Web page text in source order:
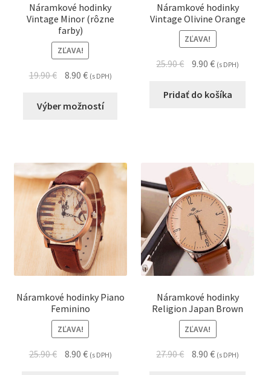
Náramkové hodinky
Vintage Minor (rôzne
farby)
ZĽAVA!
19.90€ 8.90 € (s DPH)
Výber možností
Náramkové hodinky
Vintage Olivine Orange
ZĽAVA!
25.90€ 9.90€ (s DPH)
Pridať do košíka
Náramkové hodinky Piano
Feminino
ZĽAVA!
25.90€ 8.90 € (s DPH)
Náramkové hodinky
Religion Japan Brown
ZĽAVA!
27.90€ 8.90€ (s DPH)